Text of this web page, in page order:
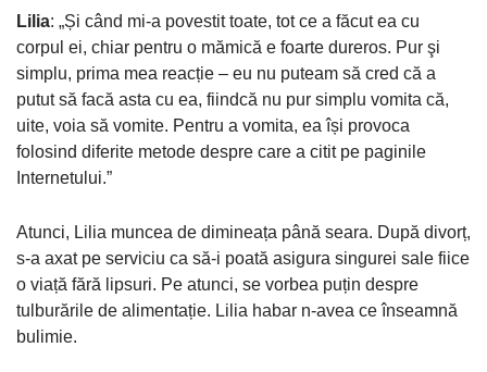
Lilia: „Și când mi-a povestit toate, tot ce a făcut ea cu
corpul ei, chiar pentru o mămică e foarte dureros. Pur şi
simplu, prima mea reacție – eu nu puteam să cred că a
putut să facă asta cu ea, fiindcă nu pur simplu vomita că,
uite, voia să vomite. Pentru a vomita, ea își provoca
folosind diferite metode despre care a citit pe paginile
Internetului.”
Atunci, Lilia muncea de dimineața până seara. După divorț,
s-a axat pe serviciu ca să-i poată asigura singurei sale fiice
o viață fără lipsuri. Pe atunci, se vorbea puțin despre
tulburările de alimentație. Lilia habar n-avea ce înseamnă
bulimie.